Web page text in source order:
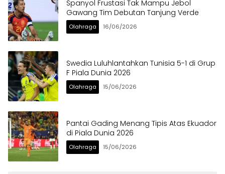
Spanyol Frustasi Tak Mampu Jebol
Gawang Tim Debutan Tanjung Verde
Olahraga 16/06/2026
Swedia Luluhlantahkan Tunisia 5-1 di Grup
F Piala Dunia 2026
Olahraga 15/06/2026
Pantai Gading Menang Tipis Atas Ekuador
di Piala Dunia 2026
Olahraga 15/06/2026